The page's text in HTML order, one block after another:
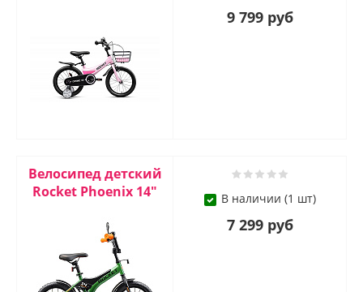
9 799 руб
Велосипед детский
Rocket Phoenix 14"
В наличии (1 шт)
7 299 руб